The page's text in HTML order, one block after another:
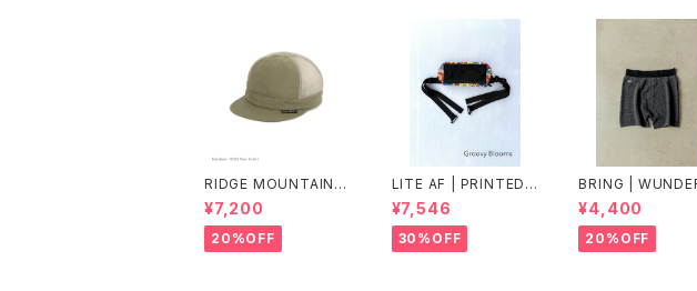
RIDGE MOUNTAIN G
EAR | Mesh Basic C
ap
¥7,200
20%OFF
LITE AF | PRINTED
DYNEEMA FEATHER
WEIGHT FANNY PAC
K
¥7,546
30%OFF
BRING |
EAR "ONE" 50/50
¥4,400
20%OFF